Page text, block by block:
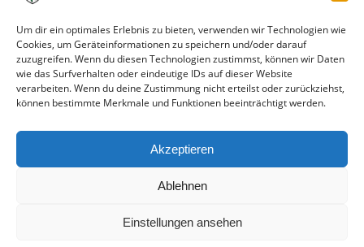
Um dir ein optimales Erlebnis zu bieten, verwenden wir Technologien wie
Cookies, um Geräteinformationen zu speichern und/oder darauf
zuzugreifen. Wenn du diesen Technologien zustimmst, können wir Daten
wie das Surfverhalten oder eindeutige IDs auf dieser Website
verarbeiten. Wenn du deine Zustimmung nicht erteilst oder zurückziehst,
können bestimmte Merkmale und Funktionen beeinträchtigt werden.
Akzeptieren
Ablehnen
Einstellungen ansehen
Tore
1:0 Fries (16.)
1:1 (52.)
1:2 (85.)
Alle bisherigen Partien der beiden Mannschaften
anzeigen